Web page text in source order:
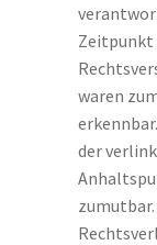
Zeitpunkt
waren
der